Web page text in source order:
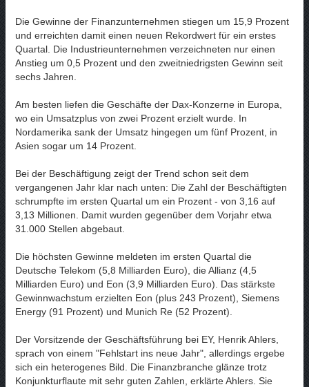
Die Gewinne der Finanzunternehmen stiegen um 15,9 Prozent
und erreichten damit einen neuen Rekordwert für ein erstes
Quartal. Die Industrieunternehmen verzeichneten nur einen
Anstieg um 0,5 Prozent und den zweitniedrigsten Gewinn seit
sechs Jahren.
Am besten liefen die Geschäfte der Dax-Konzerne in Europa,
wo ein Umsatzplus von zwei Prozent erzielt wurde. In
Nordamerika sank der Umsatz hingegen um fünf Prozent, in
Asien sogar um 14 Prozent.
Bei der Beschäftigung zeigt der Trend schon seit dem
vergangenen Jahr klar nach unten: Die Zahl der Beschäftigten
schrumpfte im ersten Quartal um ein Prozent - von 3,16 auf
3,13 Millionen. Damit wurden gegenüber dem Vorjahr etwa
31.000 Stellen abgebaut.
Die höchsten Gewinne meldeten im ersten Quartal die
Deutsche Telekom (5,8 Milliarden Euro), die Allianz (4,5
Milliarden Euro) und Eon (3,9 Milliarden Euro). Das stärkste
Gewinnwachstum erzielten Eon (plus 243 Prozent), Siemens
Energy (91 Prozent) und Munich Re (52 Prozent).
Der Vorsitzende der Geschäftsführung bei EY, Henrik Ahlers,
sprach von einem "Fehlstart ins neue Jahr", allerdings ergebe
sich ein heterogenes Bild. Die Finanzbranche glänze trotz
Konjunkturflaute mit sehr guten Zahlen, erklärte Ahlers. Sie